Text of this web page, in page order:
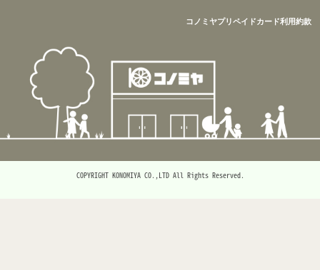
コノミヤプリペイドカード利用約款
COPYRIGHT KONOMIYA CO.,LTD All Rights Reserved.